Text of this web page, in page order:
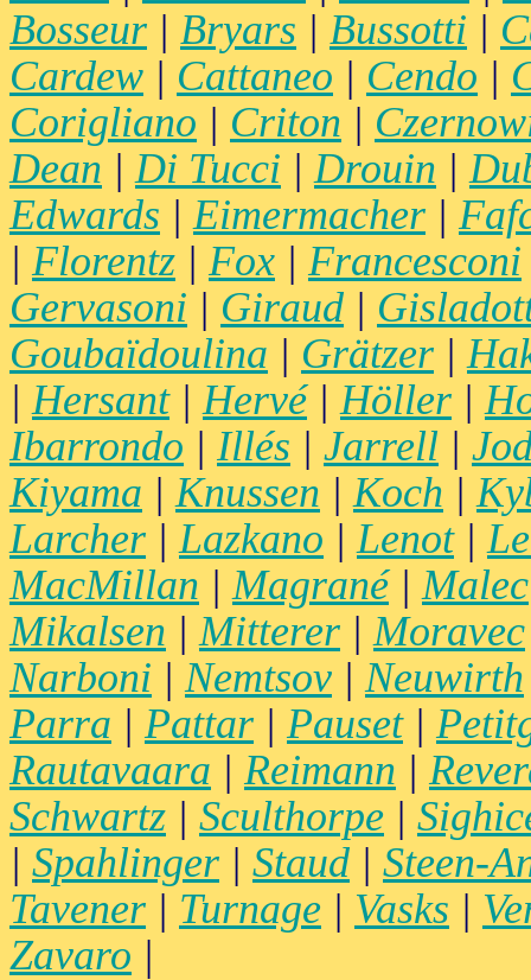
Bosseur | Bryars | Bussotti |
Cardew | Cattaneo | Cendo |
Corigliano | Criton |
Dean | Di Tucci | Drouin |
Edwards | Eimermacher |
| Florentz | Fox | Francesconi
Gervasoni | Giraud |
Goubaïdoulina | Grätzer |
| Hersant| Hervé| Höller |
Ibarrondo | Illés | Jarrell |
Kiyama | Knussen | Koch |
Larcher | Lazkano | Lenot|
MacMillan | Magrané| Malec
Mikalsen | Mitterer | Moravec
Narboni | Nemtsov | Neuwirth
Parra | Pattar | Pauset|
Rautavaara | Reimann |
Schwartz | Sculthorpe |
| Spahlinger | Staud | Steen-
Tavener | Turnage | Vasks |
Zavaro |